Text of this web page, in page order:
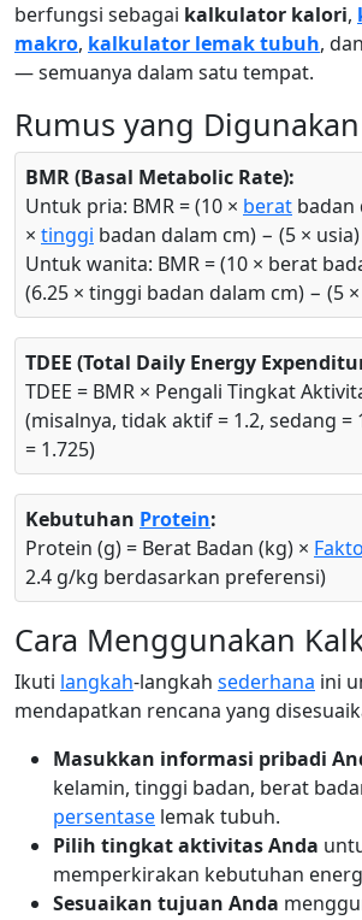
berfungsi sebagai kalkulator kalori,
makro, kalkulator lemak tubuh, dan
— semuanya dalam satu tempat.
Rumus yang Digunakan
BMR (Basal Metabolic Rate):
Untuk pria: BMR = (10 × berat badan
× tinggi badan dalam cm) − (5 ×
Untuk wanita: BMR = (10 × berat
(6.25 × tinggi badan dalam cm) − (5
TDEE (Total Daily Energy
TDEE = BMR × Pengali Tingkat
(misalnya, tidak aktif = 1.2, sedang =
= 1.725)
Kebutuhan Protein:
Protein (g) = Berat Badan (kg) ×
2.4 g/kg berdasarkan preferensi)
Cara Menggunakan
Ikuti langkah-langkah sederhana ini
mendapatkan rencana yang
Masukkan informasi pribadi
kelamin, tinggi badan, berat
persentase lemak tubuh.
Pilih tingkat aktivitas Anda
memperkirakan kebutuhan
Sesuaikan tujuan Anda